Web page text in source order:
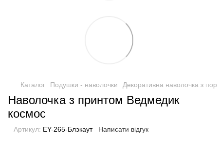
Каталог Подушки - наволочки Декоративна наволочка з
Наволочка з принтом Ведмедик
космос
Артикул: EY-265-Блэкаут Написати відгук